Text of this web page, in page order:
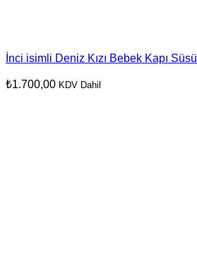
İnci isimli Deniz Kızı Bebek Kapı Süsü
₺1.700,00 KDV Dahil